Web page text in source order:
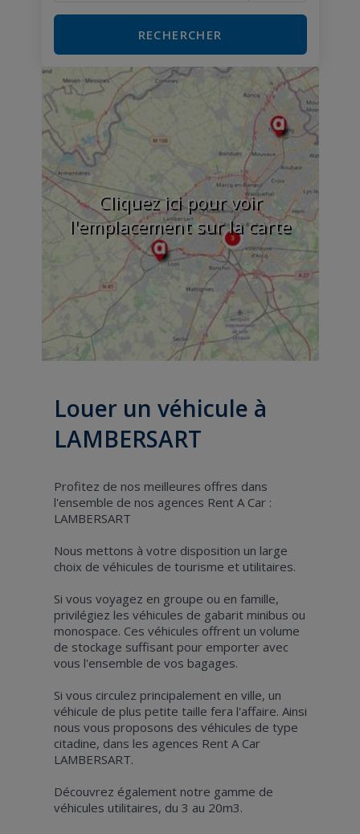
RECHERCHER
Cliquez ici pour voir
l'emplacement sur la carte
Louer un véhicule à
LAMBERSART
Profitez de nos meilleures offres dans
l'ensemble de nos agences Rent A Car :
LAMBERSART
Nous mettons à votre disposition un large
choix de véhicules de tourisme et utilitaires.
Si vous voyagez en groupe ou en famille,
privilégiez les véhicules de gabarit minibus ou
monospace. Ces véhicules offrent un volume
de stockage suffisant pour emporter avec
vous l'ensemble de vos bagages.
Si vous circulez principalement en ville, un
véhicule de plus petite taille fera l'affaire. Ainsi
nous vous proposons des véhicules de type
citadine, dans les agences Rent A Car
LAMBERSART.
Découvrez également notre gamme de
véhicules utilitaires, du 3 au 20m3.